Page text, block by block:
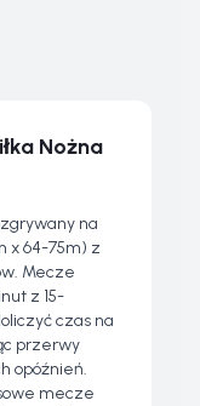
Nożna
na
x 64-75m) z
Mecze
z 15-
czas na
przerwy
opóźnień.
mecze